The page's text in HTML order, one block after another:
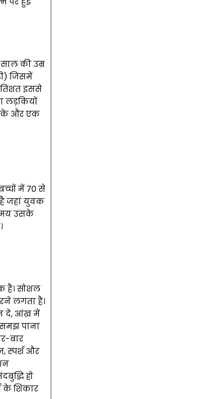
की उम्र
जिसमें
इससे
लड़कियों
और एक
में 70 से
है जहां युवक
उसके
है। सोशल
लगता है।
न दे, आंख में
पाना
बार
स्पर्श और
हो
के शिकार